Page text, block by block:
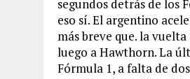
segundos detrás de los
eso sí. El argentino
más breve que. la
luego a Hawthorn. La
Fórmula 1, a falta de